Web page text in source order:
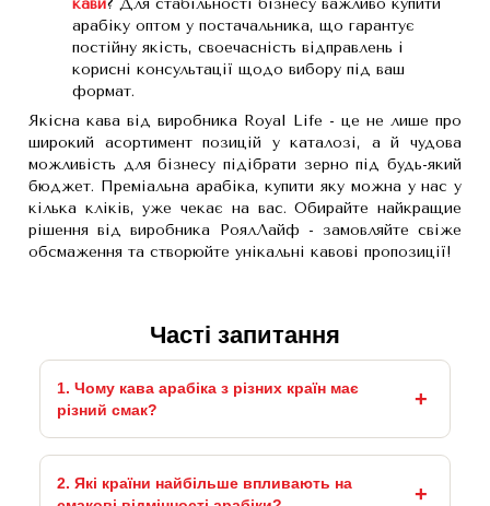
кави? Для стабільності бізнесу важливо купити
арабіку оптом у постачальника, що гарантує
постійну якість, своечасність відправлень і
корисні консультації щодо вибору під ваш
формат.
Якісна кава від виробника Royal Life - це не лише про
широкий асортимент позицій у каталозі, а й чудова
можливість для бізнесу підібрати зерно під будь-який
бюджет. Преміальна арабіка, купити яку можна у нас у
кілька кліків, уже чекає на вас. Обирайте найкращие
рішення від виробника РоялЛайф - замовляйте свіже
обсмаження та створюйте унікальні кавові пропозиції!
Часті запитання
1. Чому кава арабіка з різних країн має
різний смак?
2. Які країни найбільше впливають на